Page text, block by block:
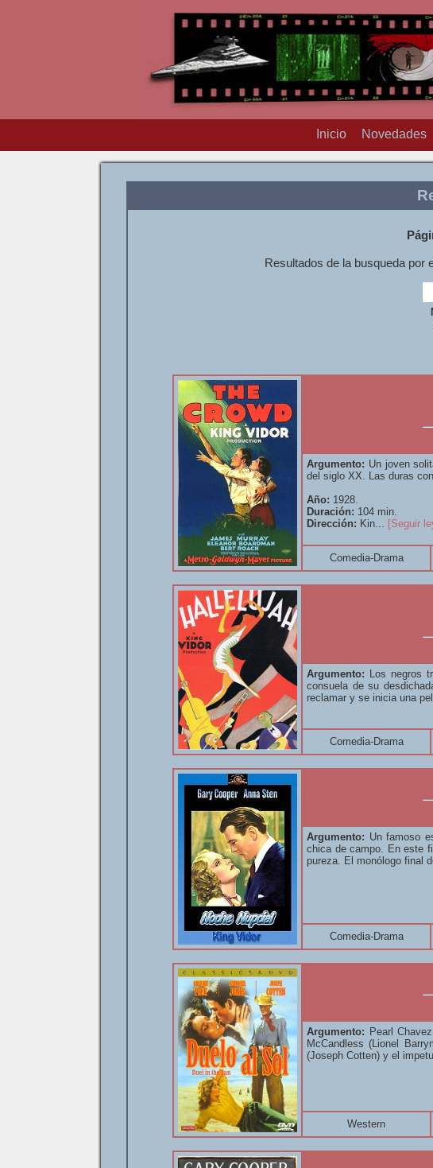
Inicio Novedades
Resultados de la busqueda por
Argumento: Un joven
del siglo XX. Las duras
Año: 1928.
Duración: 104 min.
Dirección: Kin... [Seguir
Comedia-Drama
Argumento: Los negros
consuela de su
reclamar y se inicia una
Comedia-Drama
Argumento: Un famoso
chica de campo. En este
pureza. El monólogo final
Comedia-Drama
Argumento: Pearl
McCandless (Lionel
(Joseph Cotten) y el
Western